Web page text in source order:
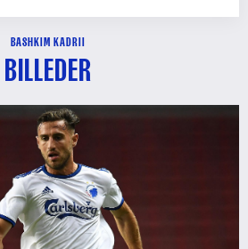
BASHKIM KADRII
BILLEDER